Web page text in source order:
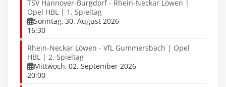
TSV Hannover-Burgdorf - Rhein-Neckar Löwen |
Opel HBL | 1. Spieltag
Sonntag, 30. August 2026
16:30
Rhein-Neckar Löwen - VfL Gummersbach | Opel
HBL | 2. Spieltag
Mittwoch, 02. September 2026
20:00